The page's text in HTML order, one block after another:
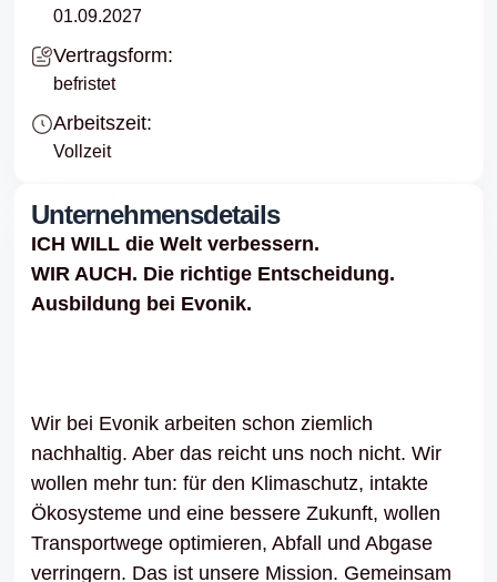
01.09.2027
Vertragsform:
befristet
Arbeitszeit:
Vollzeit
Unternehmensdetails
ICH WILL die Welt verbessern.
WIR AUCH. Die richtige Entscheidung.
Ausbildung bei Evonik.
Wir bei Evonik arbeiten schon ziemlich
nachhaltig. Aber das reicht uns noch nicht. Wir
wollen mehr tun: für den Klimaschutz, intakte
Ökosysteme und eine bessere Zukunft, wollen
Transportwege optimieren, Abfall und Abgase
verringern. Das ist unsere Mission. Gemeinsam